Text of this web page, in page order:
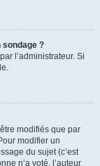
sondage ?
l’administrateur. Si
modifiés que par
modifier un
du sujet (c’est
n’a voté, l’auteur